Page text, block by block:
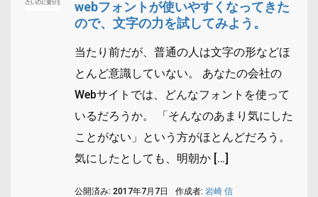
webフォントが使いやすくなってきた
ので、文字の力を試してみよう。
当たり前だが、普通の人は文字の形などほ
とんど意識していない。 あなたの会社の
Webサイトでは、どんなフォントを使って
いるだろうか。 「そんなのあまり気にした
ことがない」という方がほとんどだろう。
気にしたとしても、明朝か […]
公開済み: 2017年7月7日 作成者: 岩崎 信